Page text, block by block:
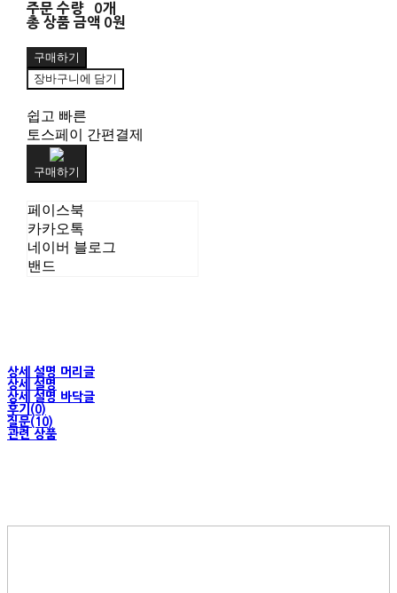
주문 수량
0개
총 상품 금액 0원
구매하기
장바구니에 담기
쉽고 빠른
토스페이 간편결제
구매하기
페이스북
카카오톡
네이버 블로그
밴드
상세 설명 머리글
상세 설명
상세 설명 바닥글
후기(0)
질문(10)
관련 상품